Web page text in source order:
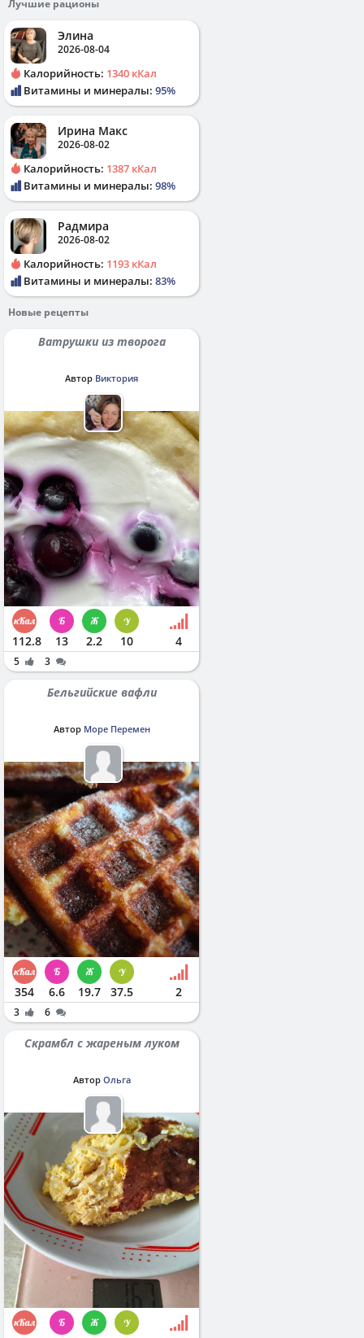
Лучшие рационы
Элина
2026-08-04
Калорийность: 1340 кКал
Витамины и минералы: 95%
Ирина Макс
2026-08-02
Калорийность: 1387 кКал
Витамины и минералы: 98%
Радмира
2026-08-02
Калорийность: 1193 кКал
Витамины и минералы: 83%
Новые рецепты
Ватрушки из творога
Автор Виктория
112.8 13 2.2 10 4
5 3
Бельгийские вафли
Автор Море Перемен
354 6.6 19.7 37.5 2
3 6
Скрамбл с жареным луком
Автор Ольга